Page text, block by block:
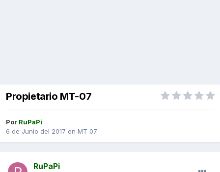
Propietario MT-07
Por RuPaPi
6 de Junio del 2017 en MT 07
RuPaPi